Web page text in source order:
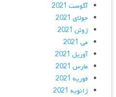
آگوست 2021
جولای 2021
ژوئن 2021
می 2021
آوریل 2021
مارس 2021
فوریه 2021
ژانویه 2021